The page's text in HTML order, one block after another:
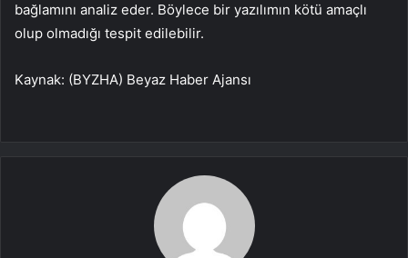
bağlamını analiz eder. Böylece bir yazılımın kötü amaçlı
olup olmadığı tespit edilebilir.
Kaynak: (BYZHA) Beyaz Haber Ajansı